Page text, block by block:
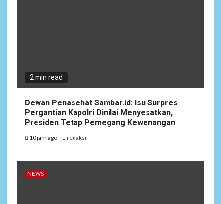
2 min read
Dewan Penasehat Sambar.id: Isu Surpres
Pergantian Kapolri Dinilai Menyesatkan,
Presiden Tetap Pemegang Kewenangan
10 jam ago redaksi
NEWS